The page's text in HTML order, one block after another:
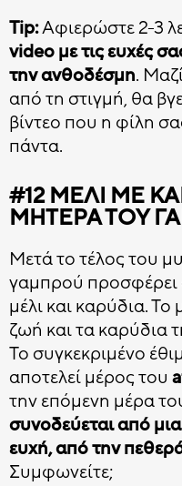
Tip:Αφιερώστε 2-3
video με τις ευχές
την ανθοδέσμη.
από τη στιγμή, θα
βίντεο που η φίλη
πάντα.
#12 ΜΈΛΙ ΜΕ
ΜΗΤΈΡΑ ΤΟΥ
Μετά το τέλος του
γαμπρού προσφέρει
μέλι και καρύδια. Το
ζωή και τα καρύδια
Το συγκεκριμένο
αποτελεί μέρος του
την επόμενη μέρα
συνοδεύεται από
ευχή, από την
Συμφωνείτε;